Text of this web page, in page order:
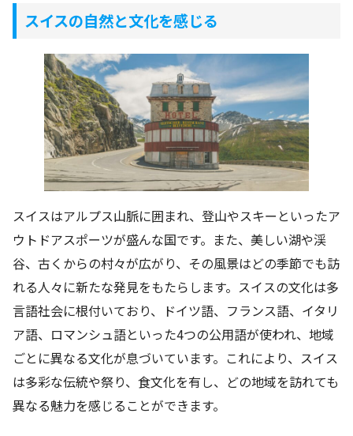
スイスの自然と文化を感じる
スイスはアルプス山脈に囲まれ、登山やスキーといったア
ウトドアスポーツが盛んな国です。また、美しい湖や渓
谷、古くからの村々が広がり、その風景はどの季節でも訪
れる人々に新たな発見をもたらします。スイスの文化は多
言語社会に根付いており、ドイツ語、フランス語、イタリ
ア語、ロマンシュ語といった4つの公用語が使われ、地域
ごとに異なる文化が息づいています。これにより、スイス
は多彩な伝統や祭り、食文化を有し、どの地域を訪れても
異なる魅力を感じることができます。